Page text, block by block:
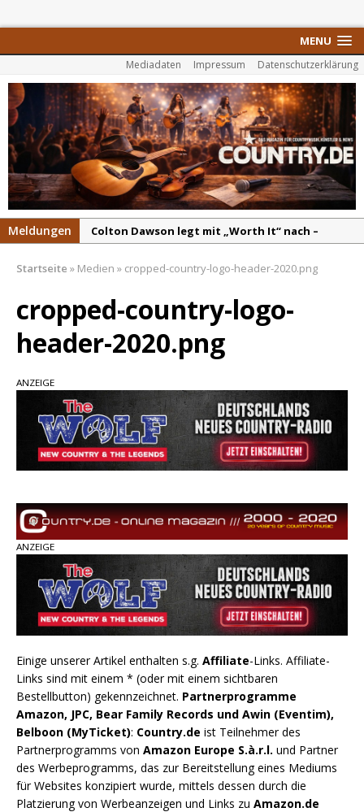
MENU
Mediadaten Impressum Datenschutzerklärung
Meldungen
Colton Dawson legt mit „Worth It“ nach –
Carly Pearce hinterfragt den ständigen
Vergleich mit anderen
Ella Langley schreibt Musikgeschichte:
„Choosin‘ Texas“ gehört zu den größten Hits
pez veröffentlicht neue Single „Late Night
Talks“ – eine Hymne auf unvergessliche
Sommernächte
Randy Travis veröffentlicht mit „I Don’t Care“
Ben Gallaher kehrt zu seinen Wurzeln zurück –
„Taylor Gold“ zeigt die Kraft der Akustik
Startseite » Medien » cropped-country-logo-header-2020.png
cropped-country-logo-
header-2020.png
ANZEIGE
ANZEIGE
Einige unserer Artikel enthalten s.g. Affiliate-Links. Affiliate-
Links sind mit einem * (oder mit einem sichtbaren
Bestellbutton) gekennzeichnet. Partnerprogramme
Amazon, JPC, Bear Family Records und Awin (Eventim),
Belboon (MyTicket): Country.de ist Teilnehmer des
Partnerprogramms von Amazon Europe S.à.r.l. und Partner
des Werbeprogramms, das zur Bereitstellung eines Mediums
für Websites konzipiert wurde, mittels dessen durch die
Platzierung von Werbeanzeigen und Links zu Amazon.de